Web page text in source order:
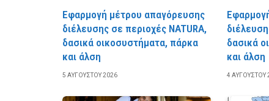
Εφαρμογή μέτρου απαγόρευσης
διέλευσης σε περιοχές NATURA,
δασικά οικοσυστήματα, πάρκα
και άλση
5 ΑΥΓΟΎΣΤΟΥ 2026
δασικά
και άλση
4 ΑΥΓΟΎΣΤΟΥ